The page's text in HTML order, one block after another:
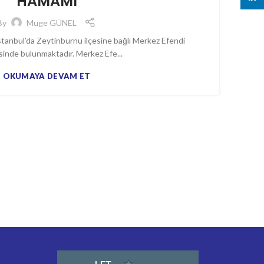
Muge GÜNEL
Zeytinburnu ilçesine bağlı Merkez Efendi
bulunmaktadır. Merkez Efe...
OKUMAYA DEVAM ET